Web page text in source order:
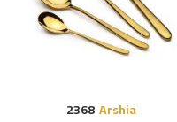
Arshia
2368